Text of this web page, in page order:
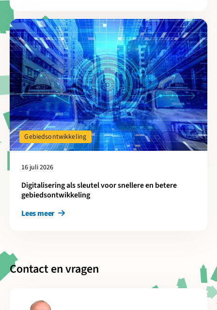
16 juli 2026
Digitalisering als sleutel voor snellere en betere
gebiedsontwikkeling
Gebiedsontwikkeling
Lees meer
Lees meer over Digitalisering als sleutel voor snellere en
Contact en vragen